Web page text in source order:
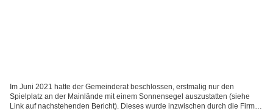
Im Juni 2021 hatte der Gemeinderat beschlossen, erstmalig nur den
Spielplatz an der Mainlände mit einem Sonnensegel auszustatten (siehe
Link auf nachstehenden Bericht). Dieses wurde inzwischen durch die Firma